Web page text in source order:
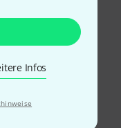
Infos